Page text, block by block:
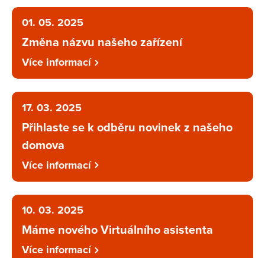
01. 05. 2025
Změna názvu našeho zařízení
Více informací
17. 03. 2025
Přihlaste se k odběru novinek z našeho
domova
Více informací
10. 03. 2025
Máme nového Virtuálního asistenta
Více informací